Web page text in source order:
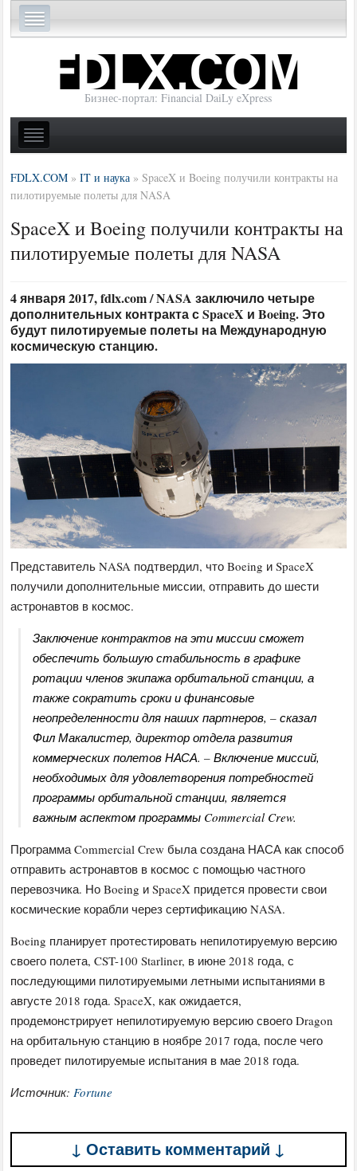
Бизнес-портал: Financial DaiLy eXpress
FDLX.COM »IT и наука »SpaceX и Boeing получили контракты на
пилотируемые полеты для NASA
SpaceX и Boeing получили контракты на
пилотируемые полеты для NASA
4 января 2017, fdlx.com / NASA заключило четыре
дополнительных контракта с SpaceX и Boeing. Это
будут пилотируемые полеты на Международную
космическую станцию.
Представитель NASA подтвердил, что Boeing и SpaceX
получили дополнительные миссии, отправить до шести
астронавтов в космос.
Заключение контрактов на эти миссии сможет
обеспечить большую стабильность в графике
ротации членов экипажа орбитальной станции, а
также сократить сроки и финансовые
неопределенности для наших партнеров, – сказал
Фил Макалистер, директор отдела развития
коммерческих полетов НАСА. – Включение миссий,
необходимых для удовлетворения потребностей
программы орбитальной станции, является
важным аспектом программы Commercial Crew.
Программа Commercial Crew была создана НАСА как способ
отправить астронавтов в космос с помощью частного
перевозчика. Но Boeing и SpaceX придется провести свои
космические корабли через сертификацию NASA.
Boeing планирует протестировать непилотируемую версию
своего полета, CST-100 Starliner, в июне 2018 года, с
последующими пилотируемыми летными испытаниями в
августе 2018 года. SpaceX, как ожидается,
продемонстрирует непилотируемую версию своего Dragon
на орбитальную станцию в ноябре 2017 года, после чего
проведет пилотируемые испытания в мае 2018 года.
Источник: Fortune
↓ Оставить комментарий ↓